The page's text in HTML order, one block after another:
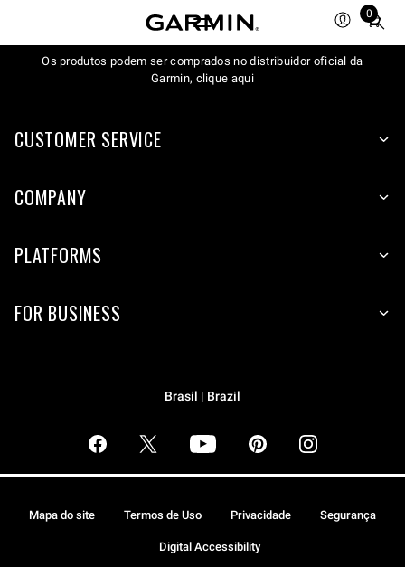
0
Total
items
in
Os produtos podem ser comprados no distribuidor oficial da
Garmin, clique aqui
CUSTOMER SERVICE
COMPANY
PLATFORMS
FOR BUSINESS
Brasil | Brazil
Mapa do site Termos de Uso Privacidade Segurança
Digital Accessibility